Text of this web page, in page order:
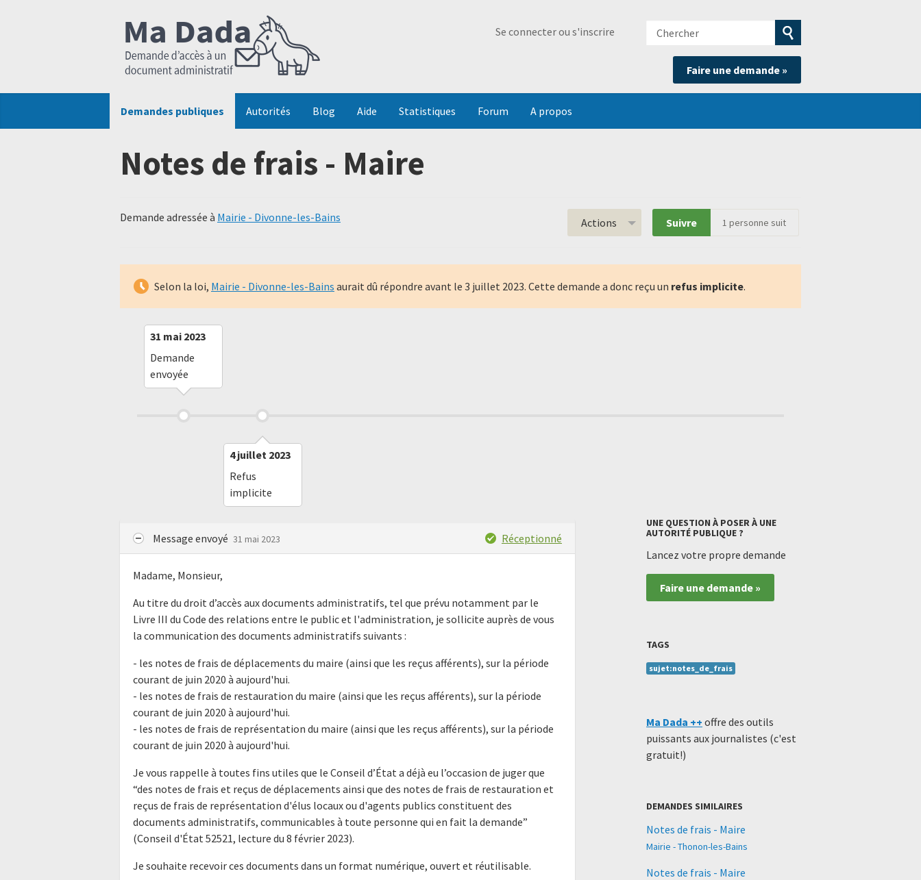
Se connecter ou s'inscrire
Chercher
Soumettre
la
recherche
Faire une demande »
Demandes publiques Autorités Blog Aide Statistiques Forum A propos
Notes de frais - Maire
Demande adressée à Mairie - Divonne-les-Bains Actions Suivre 1 personne suit
Selon la loi, Mairie - Divonne-les-Bains aurait dû répondre avant le 3 juillet 2023. Cette demande a donc reçu un refus implicite.
31 mai 2023
Demande
envoyée
4 juillet 2023
Refus
implicite
Message envoyé 31 mai 2023 Réceptionné
Madame, Monsieur,
Au titre du droit d’accès aux documents administratifs, tel que prévu notamment par le
Livre III du Code des relations entre le public et l'administration, je sollicite auprès de vous
la communication des documents administratifs suivants :
- les notes de frais de déplacements du maire (ainsi que les reçus afférents), sur la période
courant de juin 2020 à aujourd'hui.
- les notes de frais de restauration du maire (ainsi que les reçus afférents), sur la période
courant de juin 2020 à aujourd'hui.
- les notes de frais de représentation du maire (ainsi que les reçus afférents), sur la période
courant de juin 2020 à aujourd'hui.
Je vous rappelle à toutes fins utiles que le Conseil d’État a déjà eu l’occasion de juger que
“des notes de frais et reçus de déplacements ainsi que des notes de frais de restauration et
reçus de frais de représentation d'élus locaux ou d'agents publics constituent des
documents administratifs, communicables à toute personne qui en fait la demande”
(Conseil d'État 52521, lecture du 8 février 2023).
Je souhaite recevoir ces documents dans un format numérique, ouvert et réutilisable.
UNE QUESTION À POSER À UNE
AUTORITÉ PUBLIQUE ?
Lancez votre propre demande
Faire une demande »
TAGS
sujet:notes_de_frais
Ma Dada ++ offre des outils
puissants aux journalistes (c'est
gratuit!)
DEMANDES SIMILAIRES
Notes de frais - Maire
Mairie - Thonon-les-Bains
Notes de frais - Maire